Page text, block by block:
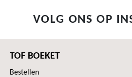
VOLG ONS OP
TOF BOEKET
Bestellen